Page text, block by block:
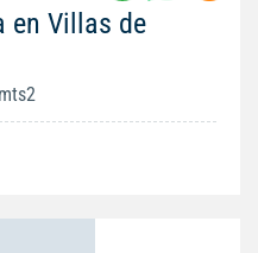
en Villas de